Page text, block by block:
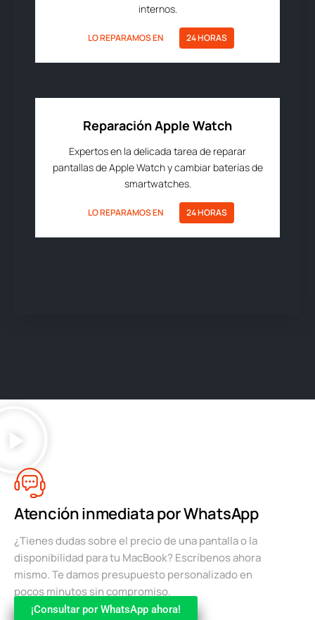
internos.
LO REPARAMOS EN 24 HORAS
Reparación Apple Watch
Expertos en la delicada tarea de reparar
pantallas de Apple Watch y cambiar baterías de
smartwatches.
LO REPARAMOS EN 24 HORAS
Atención inmediata por WhatsApp
¿Tienes dudas sobre el precio de una pantalla o la
disponibilidad para tu MacBook? Escríbenos ahora
mismo. Te damos presupuesto personalizado en
pocos minutos sin compromiso.
¡Consultar por WhatsApp ahora!